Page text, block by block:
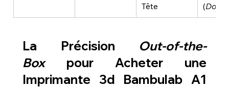
Tête
(
La Précision Out-of-the-
Box pour Acheter une
Imprimante 3d Bambulab A1